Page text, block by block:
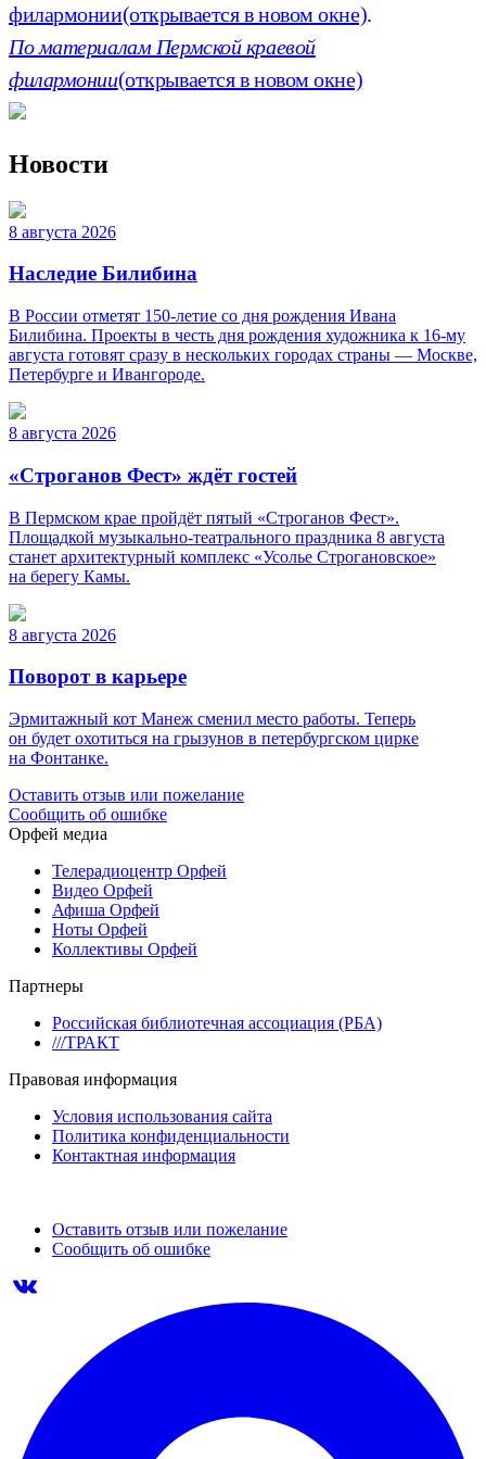
филармонии(открывается в новом окне).
По материалам Пермской краевой
филармонии(открывается в новом окне)
Новости
8 августа 2026
Наследие Билибина
В России отметят 150-летие со дня рождения Ивана
Билибина. Проекты в честь дня рождения художника к 16-му
августа готовят сразу в нескольких городах страны — Москве,
Петербурге и Ивангороде.
8 августа 2026
«Строганов Фест» ждёт гостей
В Пермском крае пройдёт пятый «Строганов Фест».
Площадкой музыкально-театрального праздника 8 августа
станет архитектурный комплекс «Усолье Строгановское»
на берегу Камы.
8 августа 2026
Поворот в карьере
Эрмитажный кот Манеж сменил место работы. Теперь
он будет охотиться на грызунов в петербургском цирке
на Фонтанке.
Оставить отзыв или пожелание
Сообщить об ошибке
Орфей медиа
Телерадиоцентр Орфей
Видео Орфей
Афиша Орфей
Ноты Орфей
Коллективы Орфей
Партнеры
Российская библиотечная ассоциация (РБА)
///ТРАКТ
Правовая информация
Условия использования сайта
Политика конфиденциальности
Контактная информация
Оставить отзыв или пожелание
Сообщить об ошибке